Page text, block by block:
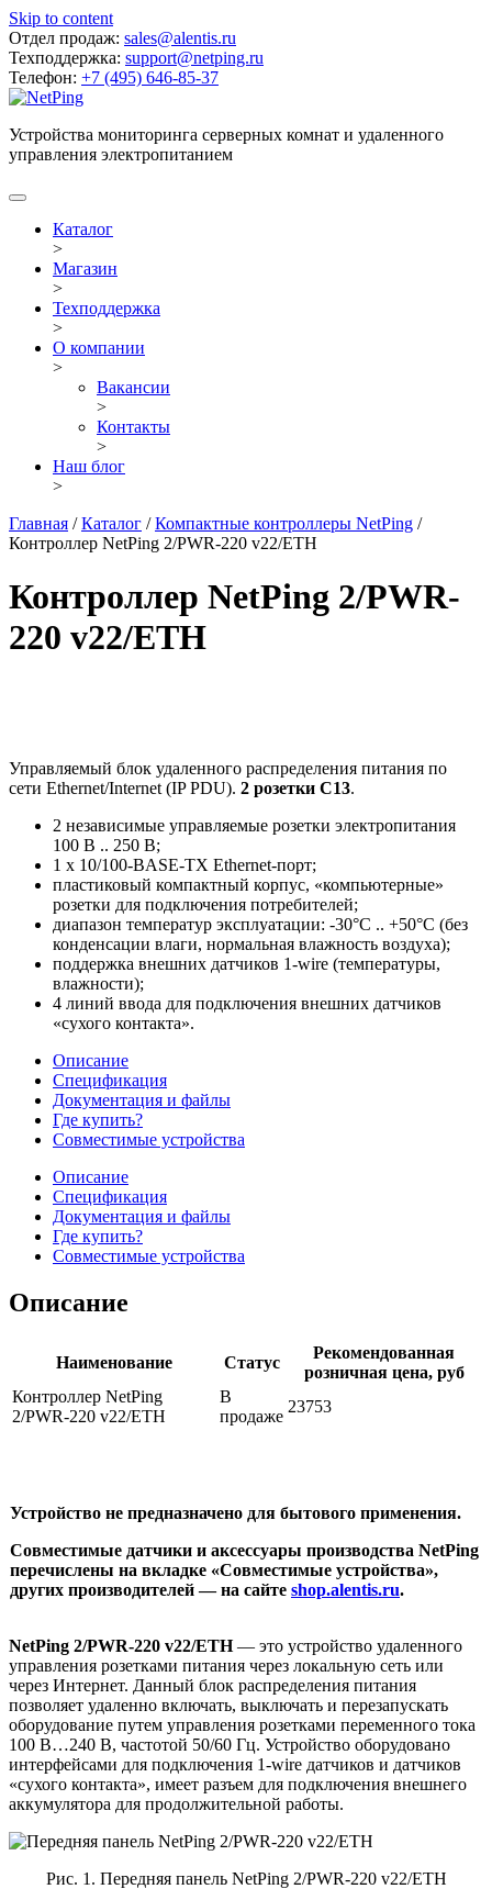
Skip to content
Отдел продаж: sales@alentis.ru
Техподдержка: support@netping.ru
Телефон: +7 (495) 646-85-37
Устройства мониторинга серверных комнат и удаленного
управления электропитанием
Каталог
>
Магазин
>
Техподдержка
>
О компании
>
Вакансии
>
Контакты
>
Наш блог
>
Главная /Каталог /Компактные контроллеры NetPing /
Контроллер NetPing 2/PWR-220 v22/ETH
Контроллер NetPing 2/PWR-
220 v22/ETH
Управляемый блок удаленного распределения питания по
сети Ethernet/Internet (IP PDU). 2 розетки C13.
2 независимые управляемые розетки электропитания
100 В .. 250 В;
1 х 10/100-BASE-TX Ethernet-порт;
пластиковый компактный корпус, «компьютерные»
розетки для подключения потребителей;
диапазон температур эксплуатации: -30°C .. +50°C (без
конденсации влаги, нормальная влажность воздуха);
поддержка внешних датчиков 1-wire (температуры,
влажности);
4 линий ввода для подключения внешних датчиков
«сухого контакта».
Описание
Спецификация
Документация и файлы
Где купить?
Совместимые устройства
Описание
Спецификация
Документация и файлы
Где купить?
Совместимые устройства
Описание
Наименование Статус
Рекомендованная
розничная цена, руб
Контроллер NetPing
2/PWR-220 v22/ETH
В
продаже
23753
Устройство не предназначено для бытового применения.
Совместимые датчики и аксессуары производства NetPing
перечислены на вкладке «Совместимые устройства»,
других производителей — на сайте shop.alentis.ru.
NetPing 2/PWR-220 v22/ETH— это устройство удаленного
управления розетками питания через локальную сеть или
через Интернет. Данный блок распределения питания
позволяет удаленно включать, выключать и перезапускать
оборудование путем управления розетками переменного тока
100 В…240 В, частотой 50/60 Гц. Устройство оборудовано
интерфейсами для подключения 1-wire датчиков и датчиков
«сухого контакта», имеет разъем для подключения внешнего
аккумулятора для продолжительной работы.
Рис. 1. Передняя панель NetPing 2/PWR-220 v22/ETH